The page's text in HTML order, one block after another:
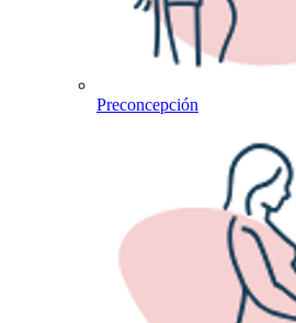
Preconcepción